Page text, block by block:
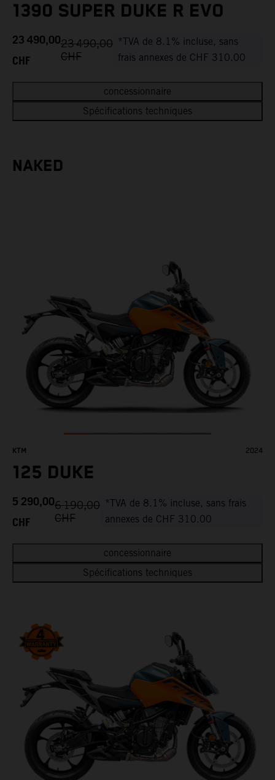
1390 SUPER DUKE R EVO
23 490,00
CHF
23 490,00
CHF
*TVA de 8.1% incluse, sans
frais annexes de CHF 310.00
concessionnaire
Spécifications techniques
NAKED
KTM 2024
125 DUKE
5 290,00
CHF
6 190,00
CHF
*TVA de 8.1% incluse, sans frais
annexes de CHF 310.00
concessionnaire
Spécifications techniques